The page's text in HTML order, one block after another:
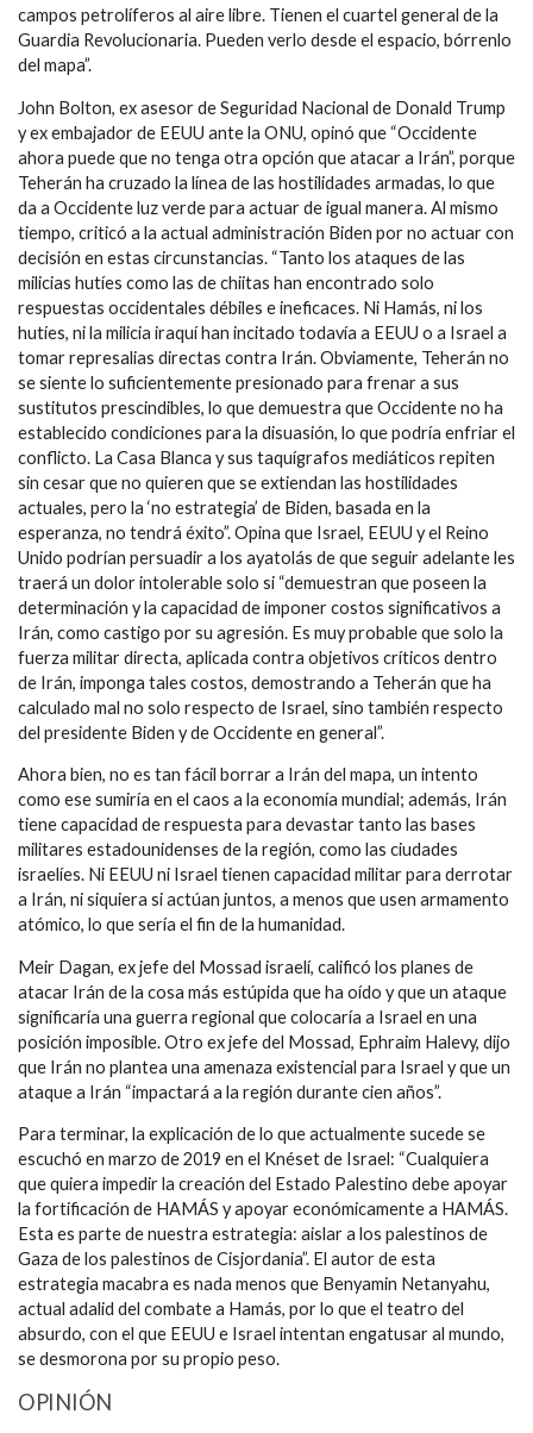
campos petrolíferos al aire libre. Tienen el cuartel general de la
Guardia Revolucionaria. Pueden verlo desde el espacio, bórrenlo
del mapa”.
John Bolton, ex asesor de Seguridad Nacional de Donald Trump
y ex embajador de EEUU ante la ONU, opinó que “Occidente
ahora puede que no tenga otra opción que atacar a Irán”, porque
Teherán ha cruzado la línea de las hostilidades armadas, lo que
da a Occidente luz verde para actuar de igual manera. Al mismo
tiempo, criticó a la actual administración Biden por no actuar con
decisión en estas circunstancias. “Tanto los ataques de las
milicias hutíes como las de chiitas han encontrado solo
respuestas occidentales débiles e ineficaces. Ni Hamás, ni los
hutíes, ni la milicia iraquí han incitado todavía a EEUU o a Israel a
tomar represalias directas contra Irán. Obviamente, Teherán no
se siente lo suficientemente presionado para frenar a sus
sustitutos prescindibles, lo que demuestra que Occidente no ha
establecido condiciones para la disuasión, lo que podría enfriar el
conflicto. La Casa Blanca y sus taquígrafos mediáticos repiten
sin cesar que no quieren que se extiendan las hostilidades
actuales, pero la ‘no estrategia’ de Biden, basada en la
esperanza, no tendrá éxito”. Opina que Israel, EEUU y el Reino
Unido podrían persuadir a los ayatolás de que seguir adelante les
traerá un dolor intolerable solo si “demuestran que poseen la
determinación y la capacidad de imponer costos significativos a
Irán, como castigo por su agresión. Es muy probable que solo la
fuerza militar directa, aplicada contra objetivos críticos dentro
de Irán, imponga tales costos, demostrando a Teherán que ha
calculado mal no solo respecto de Israel, sino también respecto
del presidente Biden y de Occidente en general”.
Ahora bien, no es tan fácil borrar a Irán del mapa, un intento
como ese sumiría en el caos a la economía mundial; además, Irán
tiene capacidad de respuesta para devastar tanto las bases
militares estadounidenses de la región, como las ciudades
israelíes. Ni EEUU ni Israel tienen capacidad militar para derrotar
a Irán, ni siquiera si actúan juntos, a menos que usen armamento
atómico, lo que sería el fin de la humanidad.
Meir Dagan, ex jefe del Mossad israelí, calificó los planes de
atacar Irán de la cosa más estúpida que ha oído y que un ataque
significaría una guerra regional que colocaría a Israel en una
posición imposible. Otro ex jefe del Mossad, Ephraim Halevy, dijo
que Irán no plantea una amenaza existencial para Israel y que un
ataque a Irán “impactará a la región durante cien años”.
Para terminar, la explicación de lo que actualmente sucede se
escuchó en marzo de 2019 en el Knéset de Israel: “Cualquiera
que quiera impedir la creación del Estado Palestino debe apoyar
la fortificación de HAMÁS y apoyar económicamente a HAMÁS.
Esta es parte de nuestra estrategia: aislar a los palestinos de
Gaza de los palestinos de Cisjordania”. El autor de esta
estrategia macabra es nada menos que Benyamin Netanyahu,
actual adalid del combate a Hamás, por lo que el teatro del
absurdo, con el que EEUU e Israel intentan engatusar al mundo,
se desmorona por su propio peso.
OPINIÓN